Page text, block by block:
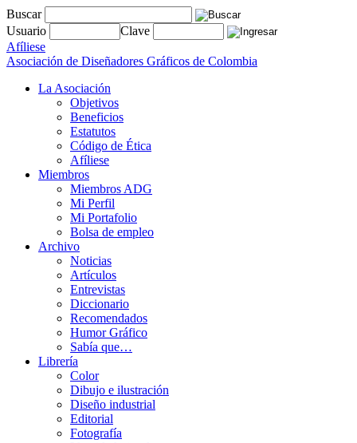
Buscar
Usuario
Clave
Afíliese
Asociación de Diseñadores Gráficos de Colombia
La Asociación
Objetivos
Beneficios
Estatutos
Código de Ética
Afíliese
Miembros
Miembros ADG
Mi Perfil
Mi Portafolio
Bolsa de empleo
Archivo
Noticias
Artículos
Entrevistas
Diccionario
Recomendados
Humor Gráfico
Sabía que…
Librería
Color
Dibujo e ilustración
Diseño industrial
Editorial
Fotografía